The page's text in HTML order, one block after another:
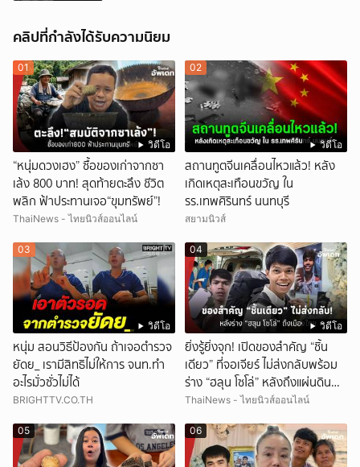
คลิปที่กำลังได้รับความนิยม
วิดีโอ
01
“หนุ่มดวงเฮง” ซื้อของเก่าจากซา
เล้ง 800 บาท! สุดท้ายตะลึง ชีวิต
พลิก ฟ้าประทานเจอ“ขุมทรัพย์”!
ThaiNews - ไทยนิวส์ออนไลน์
วิดีโอ
02
สถานทูตจีนเคลื่อนไหวแล้ว! หลัง
เกิดเหตุสะเทือนขวัญ ใน
รร.เทพศิรินทร์ นนทบุรี
สยามนิวส์
วิดีโอ
03
หนุ่ม สอนวิธีป้องกัน ถ้าเจอตำรวจ
ยัดย_ เรามีสิทธิไม่ให้การ จนท.ทำ
อะไรมั่วซั่วไม่ได้
BRIGHTTV.CO.TH
วิดีโอ
04
ยิ่งรู้ยิ่งจุก! เปิดของสำคัญ “ชิ้น
เดียว” ที่จอเจียร์ ไม่ส่งกลับพร้อม
ร่าง “ฮลุน โซโล่” หลังถึงแผ่นดิน
ไทย!
ThaiNews - ไทยนิวส์ออนไลน์
05 06